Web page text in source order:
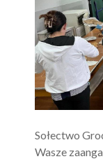
Sołectwo
Wasze